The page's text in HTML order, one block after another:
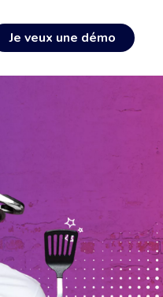
Je veux une démo